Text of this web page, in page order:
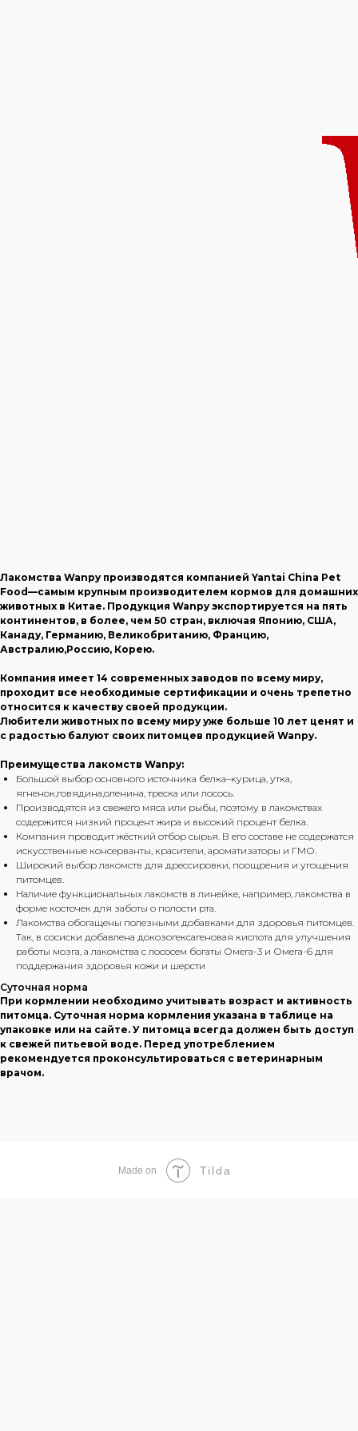
Лакомства Wanpy производятся компанией Yantai China Pet
Food—самым крупным производителем кормов для домашних
животных в Китае. Продукция Wanpy экспортируется на пять
континентов, в более, чем 50 стран, включая Японию, США,
Канаду, Германию, Великобританию, Францию,
Австралию,Россию, Корею.
Компания имеет 14 современных заводов по всему миру,
проходит все необходимые сертификации и очень трепетно
относится к качеству своей продукции.
Любители животных по всему миру уже больше 10 лет ценят и
с радостью балуют своих питомцев продукцией Wanpy.
Преимущества лакомств Wanpy:
Большой выбор основного источника белка–курица, утка,
ягненок,говядина,оленина, треска или лосось.
Производятся из свежего мяса или рыбы, поэтому в лакомствах
содержится низкий процент жира и высокий процент белка.
Компания проводит жёсткий отбор сырья. В его составе не содержатся
искусственные консерванты, красители, ароматизаторы и ГМО.
Широкий выбор лакомств для дрессировки, поощрения и угощения
питомцев.
Наличие функциональных лакомств в линейке, например, лакомства в
форме косточек для заботы о полости рта.
Лакомства обогащены полезными добавками для здоровья питомцев.
Так, в сосиски добавлена докозогексагеновая кислота для улучшения
работы мозга, а лакомства с лососем богаты Омега-3 и Омега-6 для
поддержания здоровья кожи и шерсти
Суточная норма
При кормлении необходимо учитывать возраст и активность
питомца. Суточная норма кормления указана в таблице на
упаковке или на сайте. У питомца всегда должен быть доступ
к свежей питьевой воде. Перед употреблением
рекомендуется проконсультироваться с ветеринарным
врачом.
Made on Tilda